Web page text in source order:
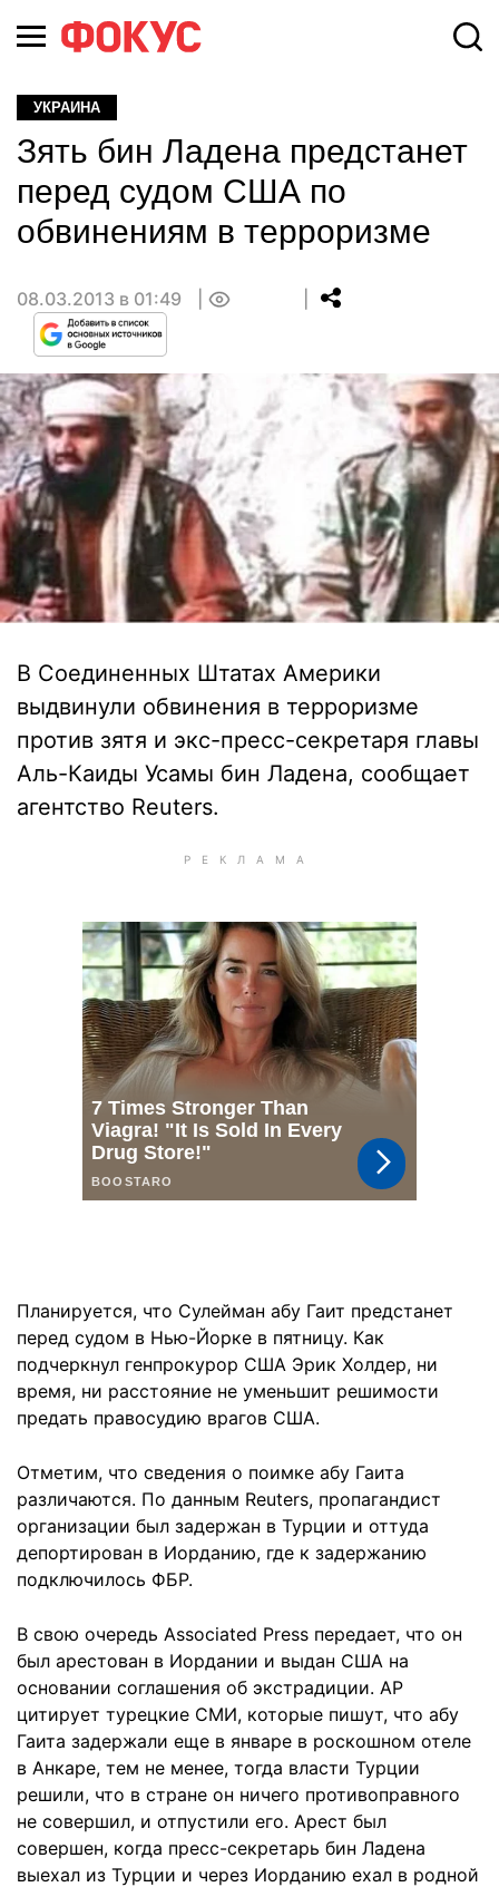
УКРАИНА
Зять бин Ладена предстанет
перед судом США по
обвинениям в терроризме
08.03.2013 в 01:49
В Соединенных Штатах Америки
выдвинули обвинения в терроризме
против зятя и экс-пресс-секретаря главы
Аль-Каиды Усамы бин Ладена, сообщает
агентство Reuters.
Планируется, что Сулейман абу Гаит предстанет
перед судом в Нью-Йорке в пятницу. Как
подчеркнул генпрокурор США Эрик Холдер, ни
время, ни расстояние не уменьшит решимости
предать правосудию врагов США.
Отметим, что сведения о поимке абу Гаита
различаются. По данным Reuters, пропагандист
организации был задержан в Турции и оттуда
депортирован в Иорданию, где к задержанию
подключилось ФБР.
В свою очередь Associated Press передает, что он
был арестован в Иордании и выдан США на
основании соглашения об экстрадиции. АР
цитирует турецкие СМИ, которые пишут, что абу
Гаита задержали еще в январе в роскошном отеле
в Анкаре, тем не менее, тогда власти Турции
решили, что в стране он ничего противоправного
не совершил, и отпустили его. Арест был
совершен, когда пресс-секретарь бин Ладена
выехал из Турции и через Иорданию ехал в родной